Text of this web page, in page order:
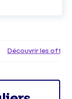
Découvrir les